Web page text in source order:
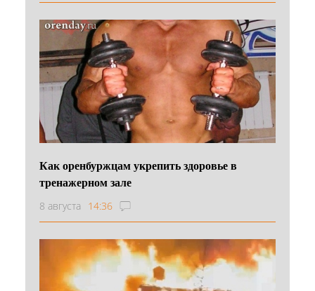
Как оренбуржцам укрепить здоровье в
тренажерном зале
8 августа 14:36